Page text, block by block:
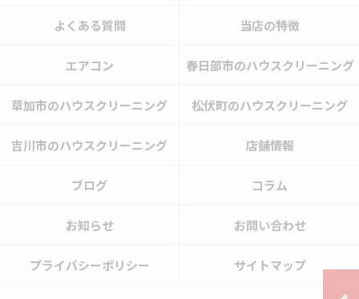
よくある質問 当店の特徴
エアコン 春日部市のハウスクリーニング
草加市のハウスクリーニング 松伏町のハウスクリーニング
吉川市のハウスクリーニング 店舗情報
ブログ コラム
お知らせ お問い合わせ
プライバシーポリシー サイトマップ